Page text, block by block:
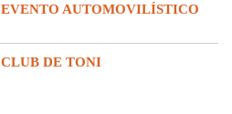
EVENTO AUTOMOVILÍSTICO
CLUB DE TONI